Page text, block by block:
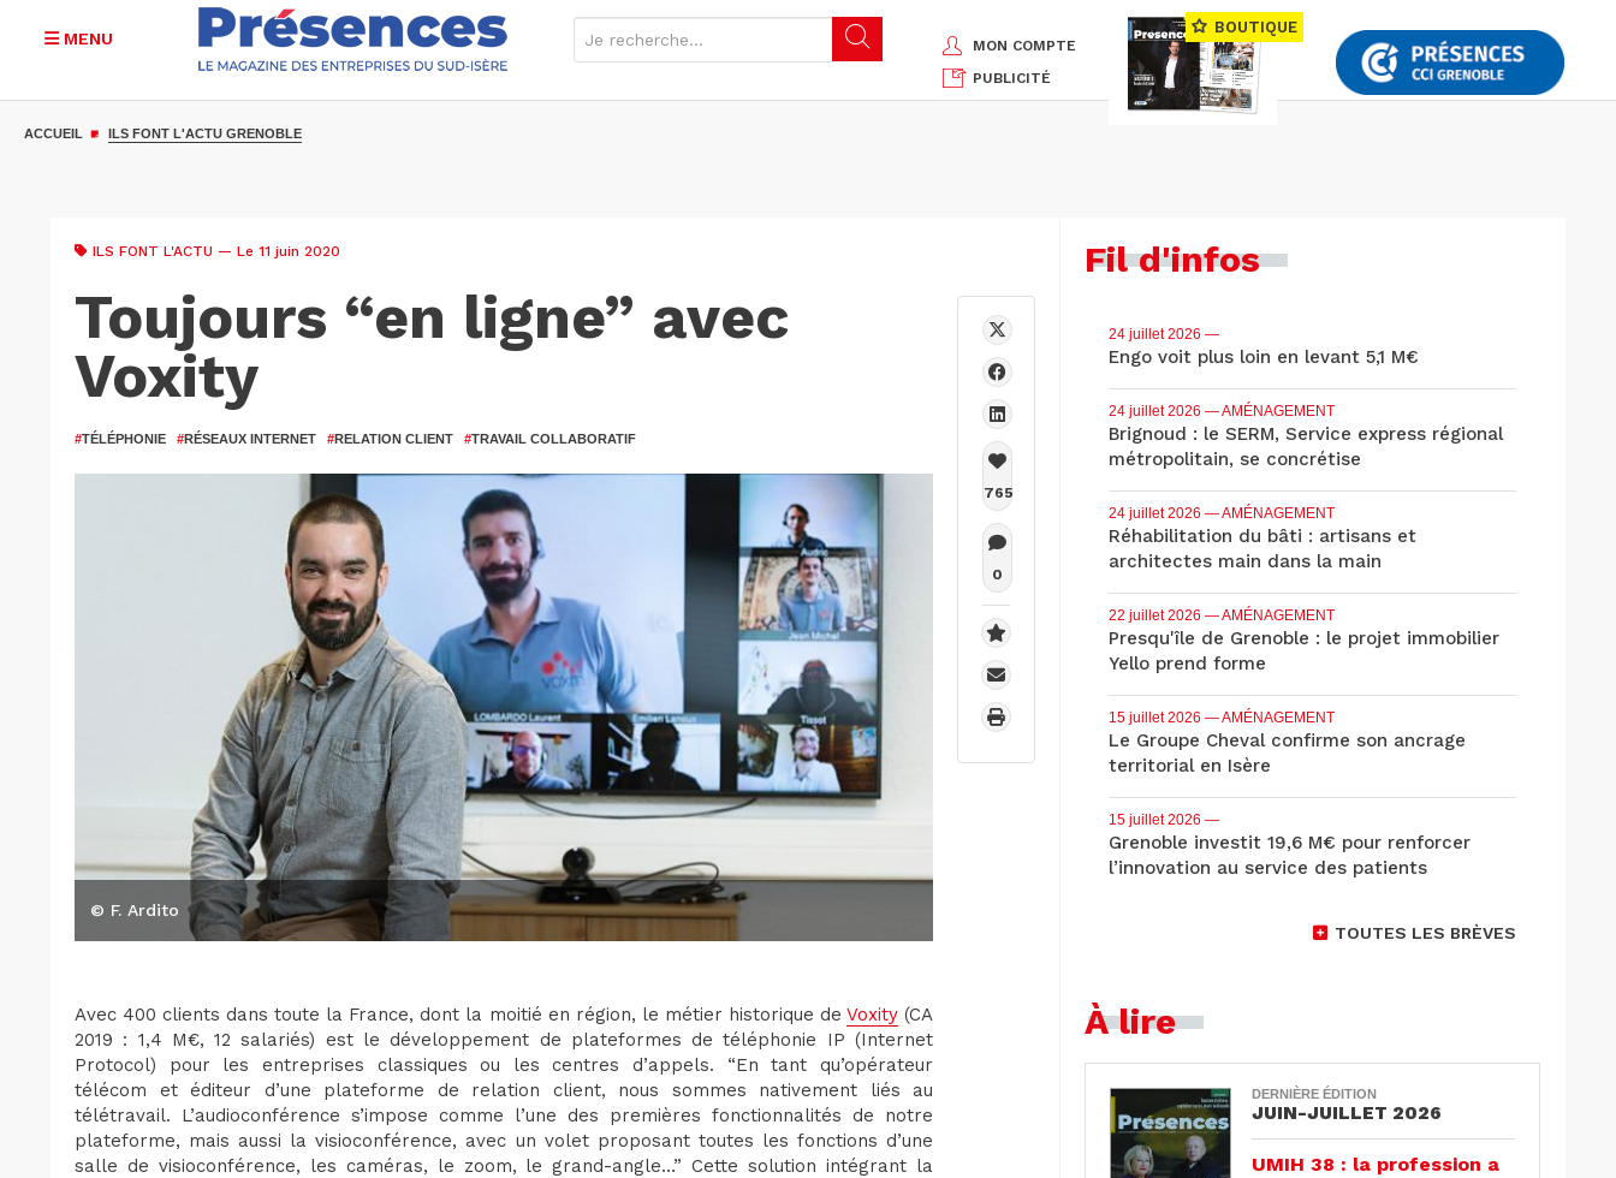
MENU
MON COMPTE
PUBLICITÉ
BOUTIQUE
ACCUEIL ILS FONT L'ACTU GRENOBLE
ILS FONT L'ACTU — Le 11 juin 2020
Toujours “en ligne” avec
Voxity
#TÉLÉPHONIE #RÉSEAUX INTERNET #RELATION CLIENT #TRAVAIL COLLABORATIF
© F. Ardito
Avec 400 clients dans toute la France, dont la moitié en région, le métier historique de Voxity(CA
2019 : 1,4 M€, 12 salariés) est le développement de plateformes de téléphonie IP (Internet
Protocol) pour les entreprises classiques ou les centres d’appels. “En tant qu’opérateur
télécom et éditeur d’une plateforme de relation client, nous sommes nativement liés au
télétravail. L’audioconférence s’impose comme l’une des premières fonctionnalités de notre
plateforme, mais aussi la visioconférence, avec un volet proposant toutes les fonctions d’une
salle de visioconférence, les caméras, le zoom, le grand-angle…” Cette solution intégrant la
765
0
Fil d'infos
24 juillet 2026 —
Engo voit plus loin en levant 5,1 M€
24 juillet 2026 — AMÉNAGEMENT
Brignoud : le SERM, Service express régional
métropolitain, se concrétise
24 juillet 2026 — AMÉNAGEMENT
Réhabilitation du bâti : artisans et
architectes main dans la main
22 juillet 2026 — AMÉNAGEMENT
Presqu'île de Grenoble : le projet immobilier
Yello prend forme
15 juillet 2026 — AMÉNAGEMENT
Le Groupe Cheval confirme son ancrage
territorial en Isère
15 juillet 2026 —
Grenoble investit 19,6 M€ pour renforcer
l’innovation au service des patients
TOUTES LES BRÈVES
À lire
DERNIÈRE ÉDITION
JUIN-JUILLET 2026
UMIH 38 : la profession a